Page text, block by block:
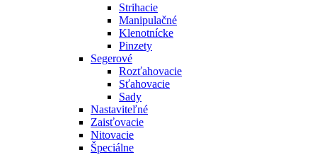
Strihacie
Manipulačné
Klenotnícke
Pinzety
Segerové
Rozťahovacie
Sťahovacie
Sady
Nastaviteľné
Zaisťovacie
Nitovacie
Špeciálne